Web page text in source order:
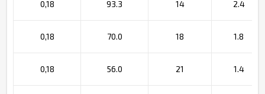
0,18 93.3 14 2.4
0,18 70.0 18 1.8
0,18 56.0 21 1.4